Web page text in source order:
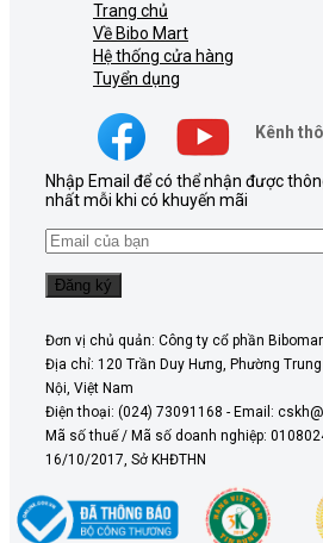
Trang chủ
Về Bibo Mart
Hệ thống cửa hàng
Tuyển dụng
Kênh
Nhập Email để có thể nhận được
nhất mỗi khi có khuyến mãi
Đơn vị chủ quản: Công ty cổ phần
Địa chỉ: 120 Trần Duy Hưng, Phường
Nội, Việt Nam
Điện thoại: (024) 73091168 - Email:
Mã số thuế / Mã số doanh nghiệp:
16/10/2017, Sở KHĐTHN